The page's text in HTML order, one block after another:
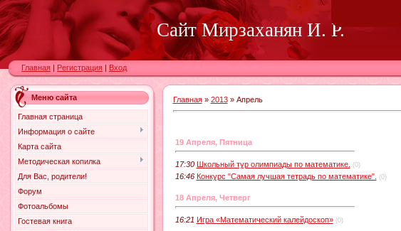
Сайт Мирзаханян И. Р.
Главная | Регистрация | Вход
Меню сайта
Главная страница
Информация о сайте
Карта сайта
Методическая копилка
Для Вас, родители!
Форум
Фотоальбомы
Гостевая книга
Главная» 2013 » Апрель
19 Апреля, Пятница
17:30 Школьный тур олимпиады по математике. (0)
16:46 Конкурс "Самая лучшая тетрадь по математике". (0)
18 Апреля, Четверг
16:21 Игра «Математический калейдоскоп» (0)